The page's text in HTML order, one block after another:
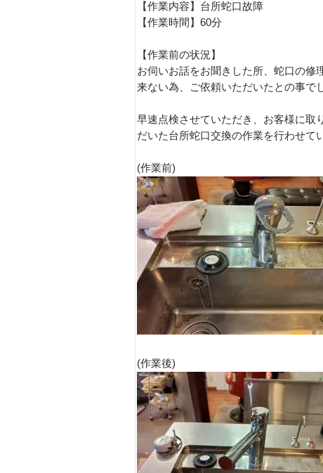
【作業内容】台所蛇口故障
【作業時間】60分
【作業前の状況】
お伺いお話をお聞きした所、蛇口の修
来ない為、ご依頼いただいたとの事で
早速点検させていただき、お客様に取
だいた台所蛇口交換の作業を行わせて
(作業前)
(作業後)